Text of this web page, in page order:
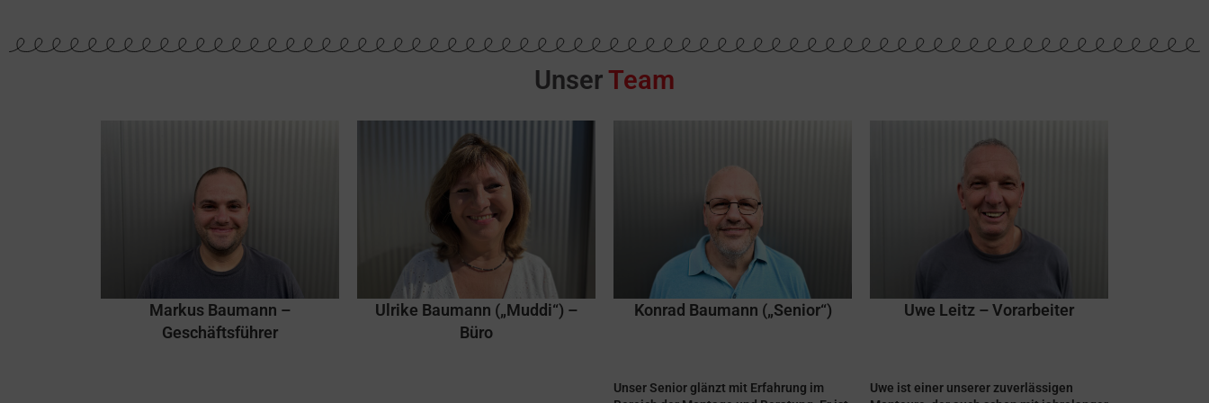
UnserTeam
Markus Baumann –
Geschäftsführer
Ulrike Baumann („Muddi“) –
Büro
Konrad Baumann („Senior“)
Unser Senior glänzt mit Erfahrung im
Uwe Leitz – Vorarbeiter
Uwe ist einer unserer zuverlässigen